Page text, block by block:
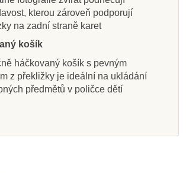
kterou zároveň podporují
na zadní straně karet
košík
háčkovaný košík s pevným
z překližky je ideální na ukládání
předmětů v poličce dětí